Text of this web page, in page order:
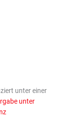
unter einer
unter